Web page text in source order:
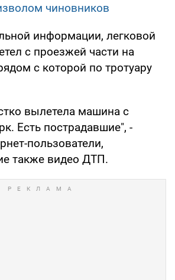
чиновников
информации, легковой
с проезжей части на
с которой по тротуару
вылетела машина с
Есть пострадавшие", -
пользователи,
также видео ДТП.